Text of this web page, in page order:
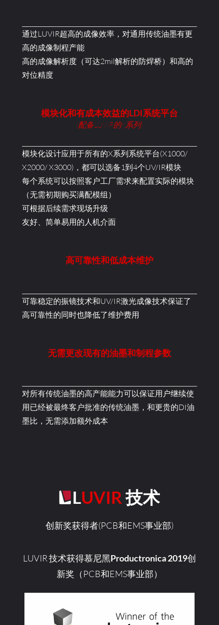
通过LUVIR超高的成像效率，对通用传统油墨有更
高的成像制程产能
高的成像解析度（可达2mil解析的防焊桥）和高的
对位精度
模块化和有成本效益的LDI系统平台
(配备LUVIR的X系列)
模块化设计应用于所有的X系列系统平台(X1000/
X2000/ X3000)，都可以选备1到4个UV/IR模块
每个系统可以按照客户工厂需求来配置实际的模块
（无需初期购买满配模组）
可根据后续需求现场升级
友好、简单易用的人机介面
高可靠性和低成本维护
可靠稳定的振镜技术和UV/IR激光成像技术保证了
高可靠性的同时也降低了维护费用
无需更改现有的油墨和制程参数
对所有传统油墨的高产能能力可以保证用户继续使
用已经被最终客户批准的传统油墨，和更贵的DI油
墨比，无需添加额外成本
LUVIR技术
创新奖获得者(PCB和EMS事业部)
LUVIR 技术获得慕尼黑Productronica 2019创
新奖（PCB和EMS事业部）